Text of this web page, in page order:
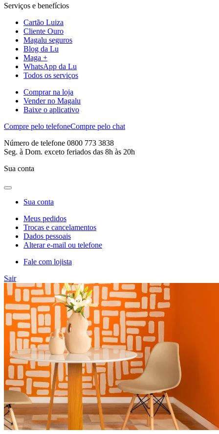
Serviços e benefícios
Cartão Luiza
Cliente Ouro
Magalu seguros
Blog da Lu
Maga +
WhatsApp da Lu
Todos os serviços
Comprar na loja
Vender no Magalu
Baixe o aplicativo
Compre pelo telefoneCompre pelo chat
Número de telefone 0800 773 3838
Seg. à Dom. exceto feriados das 8h às 20h
Sua conta
Sua conta
Meus pedidos
Trocas e cancelamentos
Dados pessoais
Alterar e-mail ou telefone
Fale com lojista
Sair